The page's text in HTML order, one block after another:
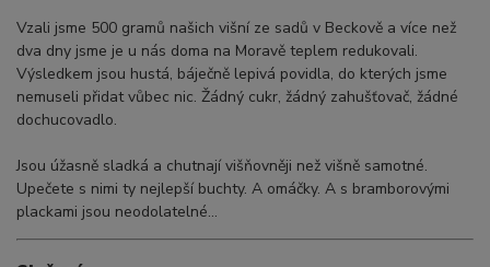
Vzali jsme 500 gramů našich višní ze sadů v Beckově a více než
dva dny jsme je u nás doma na Moravě teplem redukovali.
Výsledkem jsou hustá, báječně lepivá povidla, do kterých jsme
nemuseli přidat vůbec nic. Žádný cukr, žádný zahušťovač, žádné
dochucovadlo.
Jsou úžasně sladká a chutnají višňovněji než višně samotné.
Upečete s nimi ty nejlepší buchty. A omáčky. A s bramborovými
plackami jsou neodolatelné...